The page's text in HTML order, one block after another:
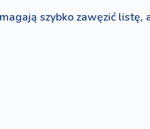
szybko zawęzić